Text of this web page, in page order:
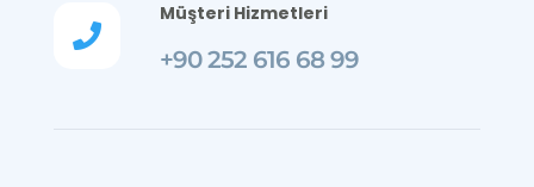

Müşteri Hizmetleri
+90 252 616 68 99